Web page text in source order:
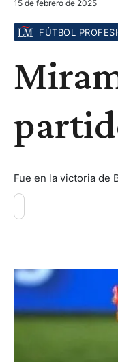
VIRALES
15 de febrero de 2025
FÚTBOL
Fue en la victoria de